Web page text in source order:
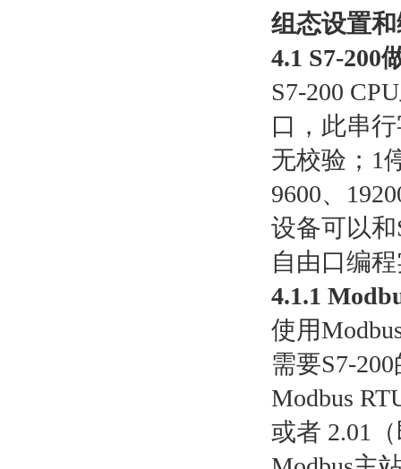
组态设置
4.1 S7-200
S7-200
口，此串
无校验；1
9600、
设备可以和
自由口编
4.1.1
使用
需要S7-
Modbus
或者 2.01